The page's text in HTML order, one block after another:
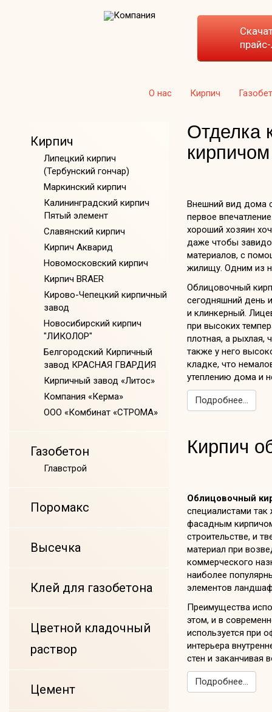
О нас Кирпич
Отделка
кирпичом
Внешний вид дома
первое
хороший хозяин
даже чтобы
материалов, с
жилищу. Одним из
Облицовочный
сегодняшний день
и клинкерный.
при высоких
плотная, а рыхлая,
также у него
кладке, что
утеплению дома и
Подробнее...
Кирпич
Облицовочный
специалистами
фасадным
строительстве, и
материал при
коммерческого
наиболее
элементов
Преимущества
этом, и в
используется при
интерьера
стен и заканчивая
Подробнее...
Кирпич
Липецкий кирпич
(Тербунский гончар)
Маркинский кирпич
Калининградский кирпич
Пятый элемент
Славянский кирпич
Кирпич Акварид
Новомосковский кирпич
Кирпич BRAER
Кирово-Чепецкий кирпичный
завод
Новосибирский кирпич
"ЛИКОЛОР"
Белгородский Кирпичный
завод КРАСНАЯ ГВАРДИЯ
Кирпичный завод «Литос»
Компания «Керма»
ООО «Комбинат «СТРОМА»
Газобетон
Главстрой
Поромакс
Высечка
Клей для газобетона
Цветной кладочный
раствор
Цемент